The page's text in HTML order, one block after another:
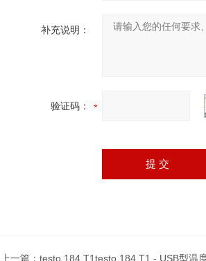
补充说明：
验证码：
上一篇： testo 184 T1testo 184 T1 - USB型温